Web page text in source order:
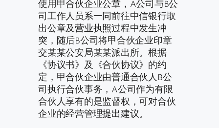
使用甲合伙企业公章，A公司与B公
司工作人员系一同前往中信银行取
出公章及营业执照过程中发生冲
突，随后B公司将甲合伙企业印章
交某某公安局某某派出所。根据
《协议书》及《合伙协议》的约
定，甲合伙企业由普通合伙人B公
司执行合伙事务，A公司作为有限
合伙人享有的是监督权，可对合伙
企业的经营管理提出建议。